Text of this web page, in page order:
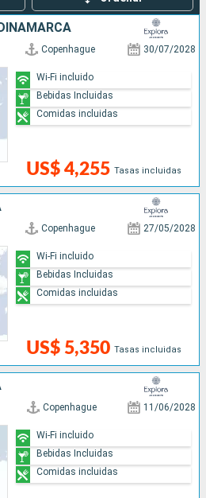
Copenhague 30/07/2028
US$ 4,255 Tasas incluidas
Wi-Fi incluido
Bebidas Incluidas
Comidas incluidas
Copenhague 27/05/2028
US$ 5,350 Tasas incluidas
Wi-Fi incluido
Bebidas Incluidas
Comidas incluidas
Copenhague 11/06/2028
Wi-Fi incluido
Bebidas Incluidas
Comidas incluidas